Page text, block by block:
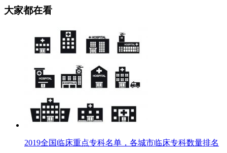
大家都在看
2019全国临床重点专科名单，各城市临床专科数量排名